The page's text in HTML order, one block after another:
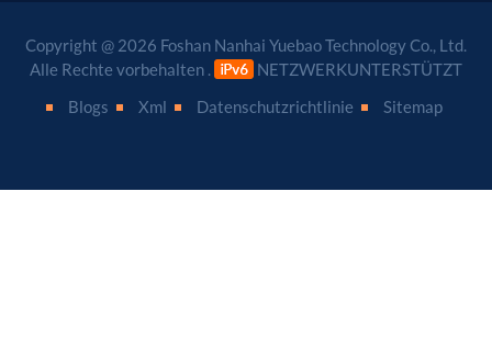
Copyright @ 2026 Foshan Nanhai Yuebao Technology Co., Ltd.
Alle Rechte vorbehalten .
NETZWERKUNTERSTÜTZT
Blogs
Xml Datenschutzrichtlinie Sitemap